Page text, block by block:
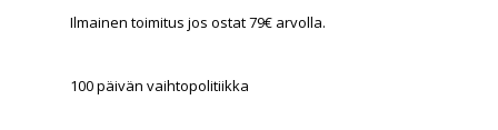
Ilmainen toimitus jos ostat 79€ arvolla.
100 päivän vaihtopolitiikka